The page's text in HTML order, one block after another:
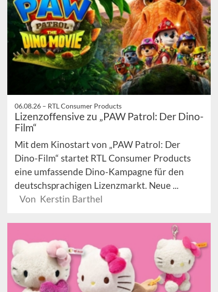
06.08.26 – RTL Consumer Products
Lizenzoffensive zu „PAW Patrol: Der Dino-
Film“
Mit dem Kinostart von „PAW Patrol: Der
Dino-Film“ startet RTL Consumer Products
eine umfassende Dino-Kampagne für den
deutschsprachigen Lizenzmarkt. Neue ...
Von Kerstin Barthel